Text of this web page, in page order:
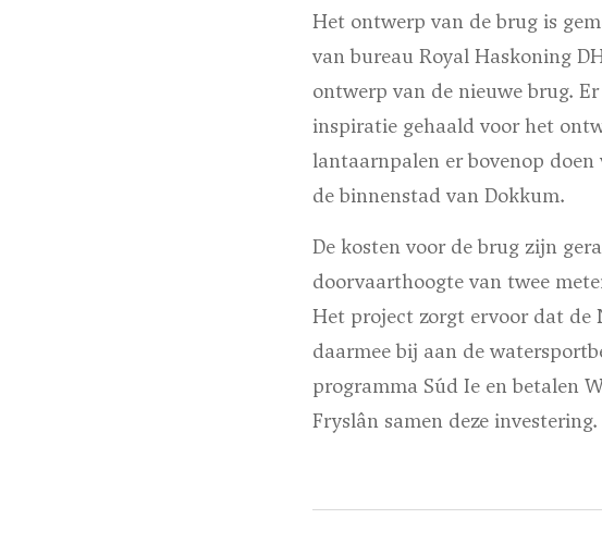
Het ontwerp van de brug is
van bureau Royal Haskoning
ontwerp van de nieuwe brug.
inspiratie gehaald voor het
lantaarnpalen er bovenop
de binnenstad van Dokkum.
De kosten voor de brug zijn
doorvaarthoogte van twee
Het project zorgt ervoor dat de
daarmee bij aan de
programma Súd Ie en betalen
Fryslân samen deze investering.